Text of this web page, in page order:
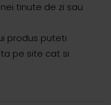
tinute de zi sau
produs puteti
pe site cat si